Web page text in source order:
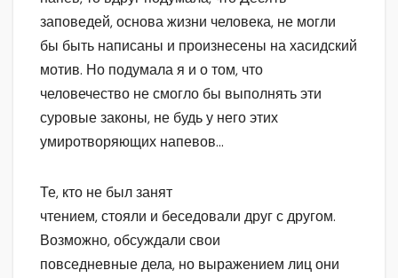
заповедей, основа жизни человека, не могли
бы быть написаны и произнесены на хасидский
мотив. Но подумала я и о том, что
человечество не смогло бы выполнять эти
суровые законы, не будь у него этих
умиротворяющих напевов…
Те, кто не был занят
чтением, стояли и беседовали друг с другом.
Возможно, обсуждали свои
повседневные дела, но выражением лиц они